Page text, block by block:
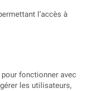
l’accès à
fonctionner avec
les utilisateurs,